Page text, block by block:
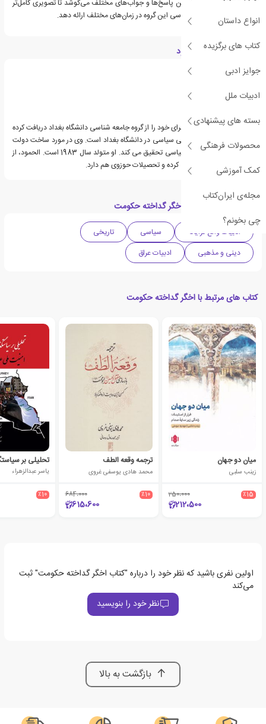
انواع داستان
کتاب های برگزیده
جوایز ادبی
ادبیات ملل
بسته های پیشنهادی
محصولات فرهنگی
کمک آموزشی
مجله‌ی ایران‌کتاب
چی بخونم؟
می‌دهد و با تحلیل و تبیین پاسخ‌ها و جواب‌های مختلف می‌کوشد تا تصویری کامل‌تر
از وضعیت اجتماعی و سیاسی این گروه در زمان‌های مختلف ارائه دهد.
درباره علی طاهر الحمود
علی طاهر الحمود ، که دکترای خود را از گروه جامعه شناسی دانشگاه بغداد دریافت کرده
است ، استاد جامعه شناسی سیاسی در دانشگاه بغداد است. وی در مورد ساخت دولت
، ملت ، هویت و اسلام سیاسی تحقیق می کند. او متولد سال 1983 است. الحمود، از
دوران کودکی در قم زندگی کرده و تحصیلات حوزوی هم دارد.
دسته بندی های کتاب اخگر گداخته حکومت
ادبیات واقع گرایانه سیاسی
تاریخی
دینی و مذهبی
ادبیات عراق
کتاب های مرتبط با اخگر گداخته حکومت
میان دو جهان
زینب سلبی
٪15 250،000
212،500
ترجمه وقعه الطف
محمد هادی یوسفی غروی
٪10 684،000
615،600
یاسر عبدالزهراء
٪10
اولین نفری باشید که نظر خود را درباره "کتاب اخگر گداخته حکومت" ثبت
می‌کند
نظر خود را بنویسید
بازگشت به بالا